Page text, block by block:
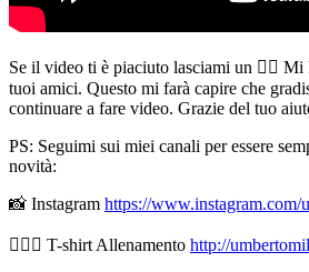
Se il video ti è piaciuto lasciami un 👍🏻
tuoi amici. Questo mi farà capire che
continuare a fare video. Grazie del tuo
PS: Seguimi sui miei canali per essere
novità:
📸 Instagram https://www.instagram.com/
🏋🏻‍♂️ T-shirt Allenamento http://